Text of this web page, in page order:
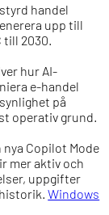
handel
upp till
till 2030.
hur AI-
e-handel
på
operativ grund.
Copilot Mode
mer aktiv och
uppgifter
Windows